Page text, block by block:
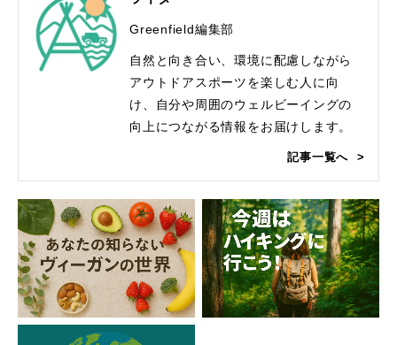
Greenfield編集部
自然と向き合い、環境に配慮しながら
アウトドアスポーツを楽しむ人に向
け、自分や周囲のウェルビーイングの
向上につながる情報をお届けします。
記事一覧へ